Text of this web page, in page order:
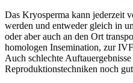
Das Kryosperma kann jederzeit
werden und entweder gleich in
oder aber auch an den Ort
homologen Insemination, zur
Auch schlechte
Reproduktionstechniken noch